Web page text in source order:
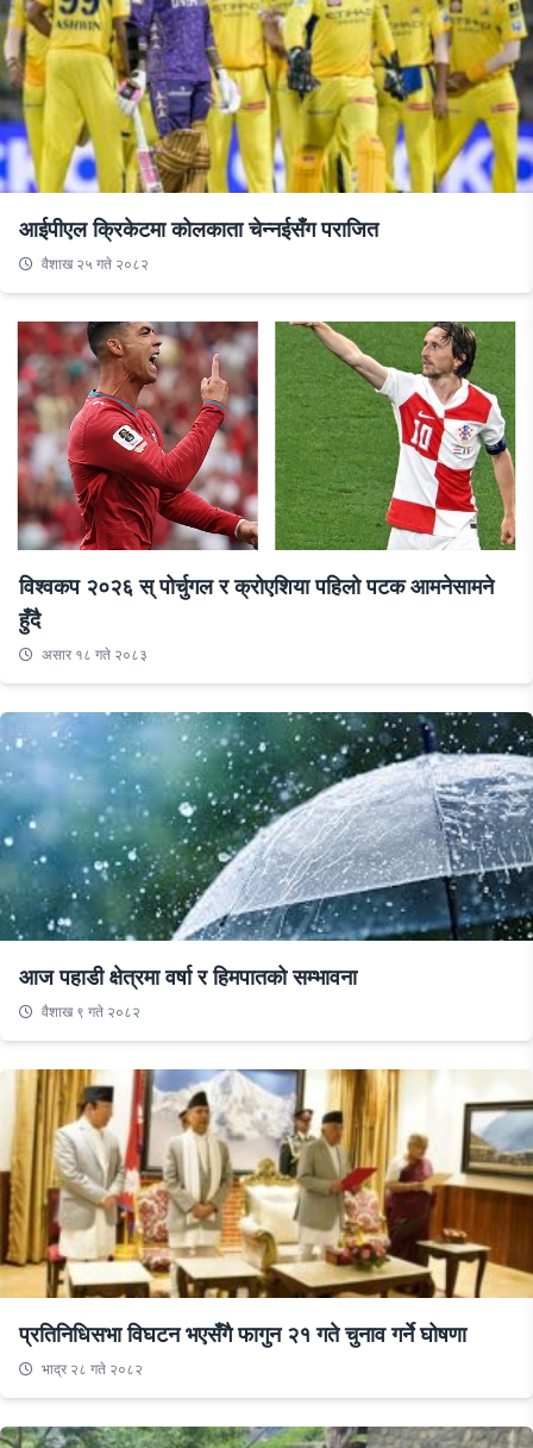
आईपीएल क्रिकेटमा कोलकाता चेन्नईसँग पराजित
वैशाख २५ गते २०८२
विश्वकप २०२६ स् पोर्चुगल र क्रोएशिया पहिलो पटक आमनेसामने
हुँदै
असार १८ गते २०८३
आज पहाडी क्षेत्रमा वर्षा र हिमपातको सम्भावना
वैशाख ९ गते २०८२
प्रतिनिधिसभा विघटन भएसँगै फागुन २१ गते चुनाव गर्ने घोषणा
भाद्र २८ गते २०८२